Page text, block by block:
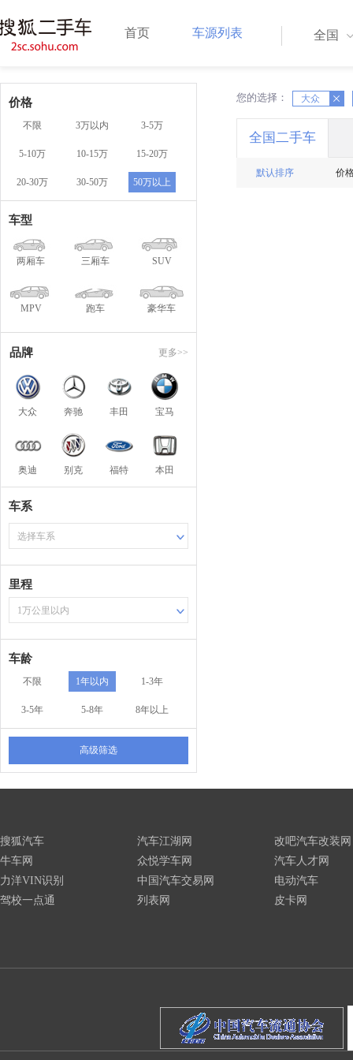
首页 车源列表 全国
价格
不限 3万以内 3-5万
5-10万 10-15万 15-20万
20-30万 30-50万 50万以上
车型
两厢车 三厢车 SUV
MPV 跑车 豪华车
品牌 更多>>
大众 奔驰 丰田 宝马
奥迪 别克 福特 本田
车系
选择车系
里程
1万公里以内
车龄
不限 1年以内 1-3年
3-5年 5-8年 8年以上
高级筛选
您的选择： 大众
X X
全国二手车
默认排序 价
搜狐汽车
牛车网
力洋VIN识别
驾校一点通
汽车江湖网
众悦学车网
中国汽车交易网
列表网
改吧汽车改装网
汽车人才网
电动汽车
皮卡网